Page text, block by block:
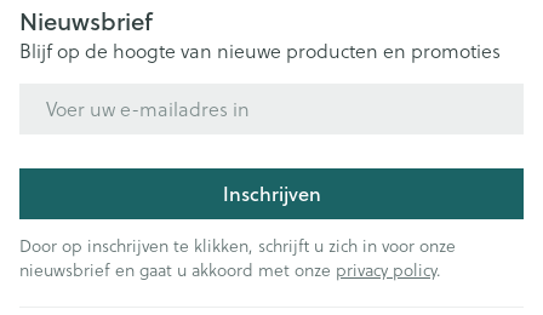
Nieuwsbrief
Blijf op de hoogte van nieuwe producten en promoties
Inschrijven
Door op inschrijven te klikken, schrijft u zich in voor onze
nieuwsbrief en gaat u akkoord met onze privacy policy.